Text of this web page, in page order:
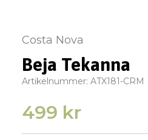
Costa Nova
Beja Tekanna
Artikelnummer: ATX181-CRM
499 kr